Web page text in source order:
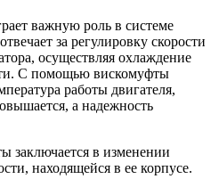
важную роль в системе
за регулировку скорости
осуществляя охлаждение
С помощью вискомуфты
работы двигателя,
а надежность
заключается в изменении
находящейся в ее корпусе.